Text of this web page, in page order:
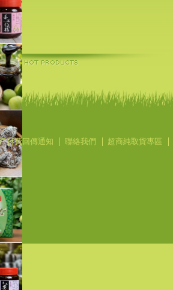
付費回傳通知 聯絡我們 超商純取貨專區